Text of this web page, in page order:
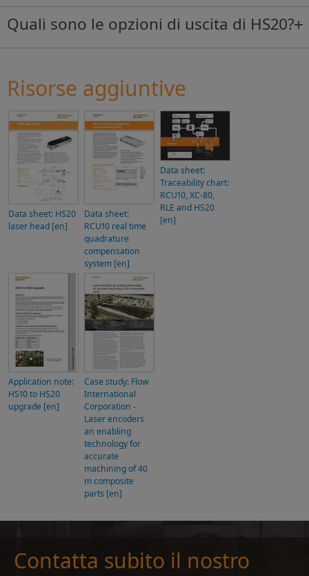
Quali sono le opzioni di uscita di HS20?
Risorse aggiuntive
Data sheet: HS20
laser head [en]
Data sheet:
RCU10 real time
quadrature
compensation
system [en]
Data sheet:
Traceability chart:
RCU10, XC-80,
RLE and HS20
[en]
Application note:
HS10 to HS20
upgrade [en]
Case study: Flow
International
Corporation -
Laser encoders
an enabling
technology for
accurate
machining of 40
m composite
parts [en]
Contatta subito il nostro